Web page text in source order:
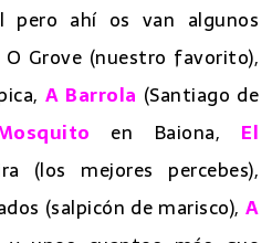
pero ahí os van algunos
O Grove (nuestro favorito),
A Barrola (Santiago de
en Baiona, El
(los mejores percebes),
(salpicón de marisco), A